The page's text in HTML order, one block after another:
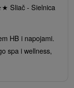
★ Sliač - Sielnica
HB i napojami.
spa i wellness,